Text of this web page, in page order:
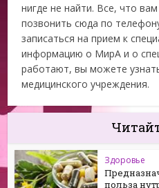
нигде не найти. Все, что
позвонить сюда по
записаться на прием к
информацию о МирА и о
работают, вы можете
медицинского учреждения.
Здоровье
польза